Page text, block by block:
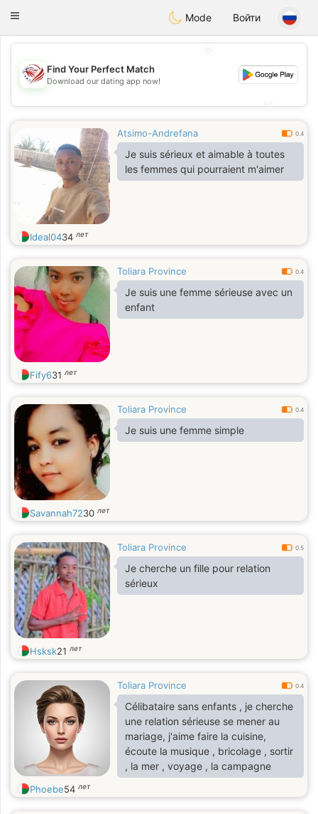
Dating
Toggle
Mode Войти
💖
💕
Find Your Perfect Match
Download our dating app now!
Atsimo-Andrefana 0.4
Je suis sérieux et aimable à toutes
les femmes qui pourraient m'aimer
Ideal0434 лет
Toliara Province 0.4
Je suis une femme sérieuse avec un
enfant
Fify631 лет
Toliara Province 0.4
Je suis une femme simple
Savannah7230 лет
Toliara Province 0.5
Je cherche un fille pour relation
sérieux
Hsksk21 лет
Toliara Province 0.4
Célibataire sans enfants , je cherche
une relation sérieuse se mener au
mariage, j'aime faire la cuisine,
écoute la musique , bricolage , sortir
, la mer , voyage , la campagne
Phoebe54 лет